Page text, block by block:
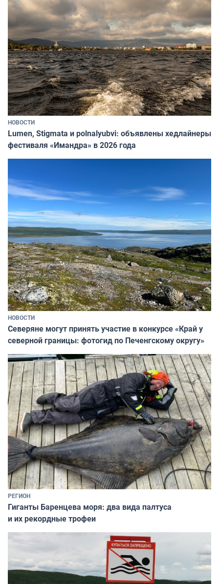
НОВОСТИ
Lumen, Stigmata и polnalyubvi: объявлены хедлайнеры
фестиваля «Имандра» в 2026 года
НОВОСТИ
Северяне могут принять участие в конкурсе «Край у
северной границы: фотогид по Печенгскому округу»
РЕГИОН
Гиганты Баренцева моря: два вида палтуса
и их рекордные трофеи